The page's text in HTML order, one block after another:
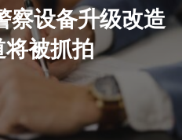
察设备升级改造
将被抓拍